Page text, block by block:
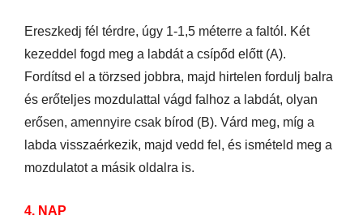
Ereszkedj fél térdre, úgy 1-1,5 méterre a faltól. Két
kezeddel fogd meg a labdát a csípőd előtt (A).
Fordítsd el a törzsed jobbra, majd hirtelen fordulj balra
és erőteljes mozdulattal vágd falhoz a labdát, olyan
erősen, amennyire csak bírod (B). Várd meg, míg a
labda visszaérkezik, majd vedd fel, és ismételd meg a
mozdulatot a másik oldalra is.
4. NAP